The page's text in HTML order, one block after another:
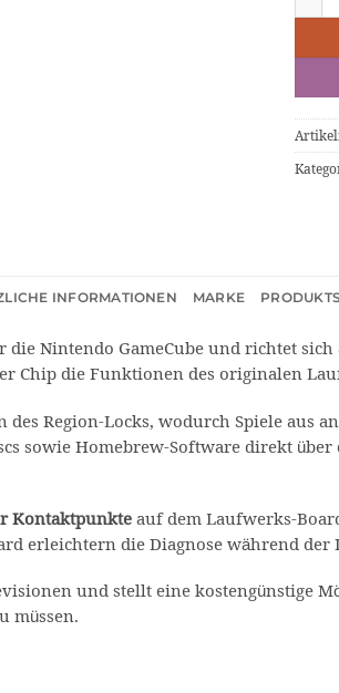
INFORMATIONEN MARKE
die Nintendo GameCube und richtet
Chip die Funktionen des originalen
Region-Locks, wodurch Spiele aus
sowie Homebrew-Software direkt
Kontaktpunkte auf dem Laufwerks-
erleichtern die Diagnose während
und stellt eine kostengünstige
müssen.